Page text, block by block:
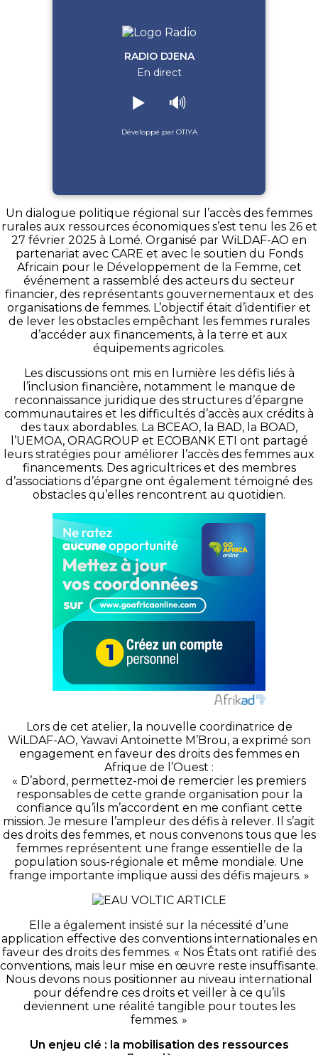
RADIO DJENA
En direct
▶️ 🔊
Développé par OTIYA
Un dialogue politique régional sur l’accès des femmes
rurales aux ressources économiques s’est tenu les 26 et
27 février 2025 à Lomé. Organisé par WiLDAF-AO en
partenariat avec CARE et avec le soutien du Fonds
Africain pour le Développement de la Femme, cet
événement a rassemblé des acteurs du secteur
financier, des représentants gouvernementaux et des
organisations de femmes. L’objectif était d’identifier et
de lever les obstacles empêchant les femmes rurales
d’accéder aux financements, à la terre et aux
équipements agricoles.
Les discussions ont mis en lumière les défis liés à
l’inclusion financière, notamment le manque de
reconnaissance juridique des structures d’épargne
communautaires et les difficultés d’accès aux crédits à
des taux abordables. La BCEAO, la BAD, la BOAD,
l’UEMOA, ORAGROUP et ECOBANK ETI ont partagé
leurs stratégies pour améliorer l’accès des femmes aux
financements. Des agricultrices et des membres
d’associations d’épargne ont également témoigné des
obstacles qu’elles rencontrent au quotidien.
Lors de cet atelier, la nouvelle coordinatrice de
WiLDAF-AO, Yawavi Antoinette M’Brou, a exprimé son
engagement en faveur des droits des femmes en
Afrique de l’Ouest :
« D’abord, permettez-moi de remercier les premiers
responsables de cette grande organisation pour la
confiance qu’ils m’accordent en me confiant cette
mission. Je mesure l’ampleur des défis à relever. Il s’agit
des droits des femmes, et nous convenons tous que les
femmes représentent une frange essentielle de la
population sous-régionale et même mondiale. Une
frange importante implique aussi des défis majeurs. »
Elle a également insisté sur la nécessité d’une
application effective des conventions internationales en
faveur des droits des femmes. « Nos États ont ratifié des
conventions, mais leur mise en œuvre reste insuffisante.
Nous devons nous positionner au niveau international
pour défendre ces droits et veiller à ce qu’ils
deviennent une réalité tangible pour toutes les
femmes. »
Un enjeu clé : la mobilisation des ressources